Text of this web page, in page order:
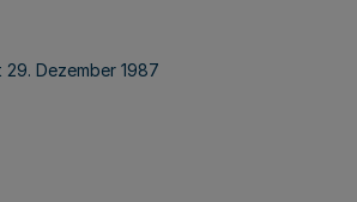
29. Dezember 1987